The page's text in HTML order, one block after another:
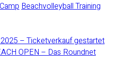
Beachvolleyball Training
– Ticketverkauf gestartet
OPEN – Das Roundnet